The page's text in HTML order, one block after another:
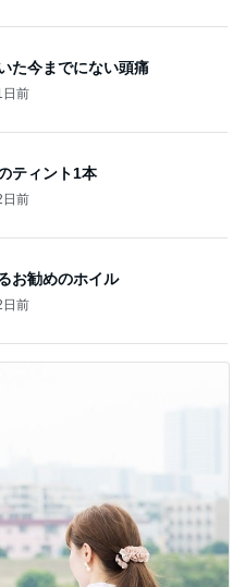
た今までにない頭痛
日前
ティント1本
日前
お勧めのホイル
日前